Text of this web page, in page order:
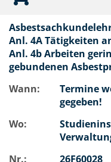
Anl. 4A Tätigkeiten
Anl. 4b Arbeiten
gebundenen
Wann:
Termine
gegeben!
Wo:
Nr.:
26F60028